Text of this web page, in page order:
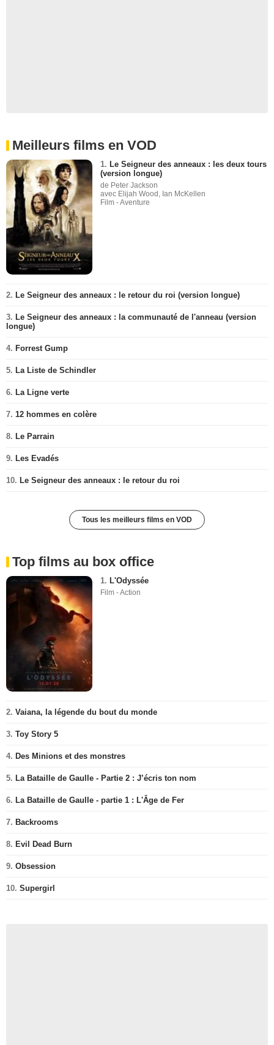
Meilleurs films en VOD
1. Le Seigneur des anneaux : les deux tours
(version longue)
de Peter Jackson
avec Elijah Wood, Ian McKellen
Film - Aventure
2. Le Seigneur des anneaux : le retour du roi (version longue)
3. Le Seigneur des anneaux : la communauté de l'anneau (version
longue)
4. Forrest Gump
5. La Liste de Schindler
6. La Ligne verte
7. 12 hommes en colère
8. Le Parrain
9. Les Evadés
10. Le Seigneur des anneaux : le retour du roi
Tous les meilleurs films en VOD
Top films au box office
1. L'Odyssée
Film - Action
2. Vaiana, la légende du bout du monde
3. Toy Story 5
4. Des Minions et des monstres
5. La Bataille de Gaulle - Partie 2 : J’écris ton nom
6. La Bataille de Gaulle - partie 1 : L'Âge de Fer
7. Backrooms
8. Evil Dead Burn
9. Obsession
10. Supergirl